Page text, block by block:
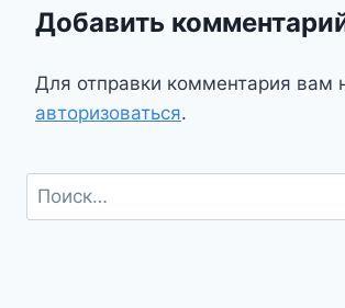
Добавить
Для отправки комментария вам
авторизоваться.
Найти: